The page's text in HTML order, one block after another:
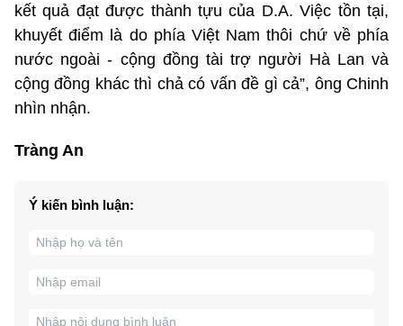
kết quả đạt được thành tựu của D.A. Việc tồn tại,
khuyết điểm là do phía Việt Nam thôi chứ về phía
nước ngoài - cộng đồng tài trợ người Hà Lan và
cộng đồng khác thì chả có vấn đề gì cả”, ông Chinh
nhìn nhận.
Tràng An
Ý kiến bình luận: